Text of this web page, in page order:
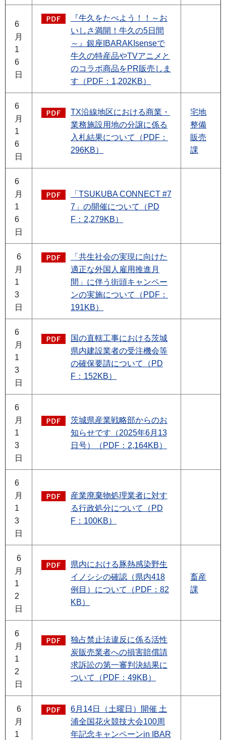
6
月
1
6
日
『牛久をたべよう！！～お
いしさ満開！牛久の5日間
～』銀座IBARAKIsenseで
牛久の特産品やTVアニメと
のコラボ商品をPR販売しま
す（PDF：1,202KB）
6
月
1
6
日
TX沿線地区における商業・
業務施設用地の分譲に係る
入札結果について（PDF：
296KB）
宅地
整備
販売
課
6
月
1
6
日
「TSUKUBA CONNECT #7
7」の開催について（PD
F：2,279KB）
6
月
1
3
日
「共生社会の実現に向けた
適正な外国人雇用推進月
間」に伴う街頭キャンペー
ンの実施について（PDF：
191KB）
6
月
1
3
日
国の直轄工事における茨城
県内建設業者の受注機会等
の確保要請について（PD
F：152KB）
6
月
1
3
日
茨城県産業戦略部からのお
知らせです（2025年6月13
日号）（PDF：2,164KB）
6
月
1
3
日
産業廃棄物処理業者に対す
る行政処分について（PD
F：100KB）
6
月
1
2
日
県内における豚熱感染野生
イノシシの確認（県内418
例目）について（PDF：82
KB）
畜産
課
6
月
1
2
日
独占禁止法違反に係る活性
炭販売業者への損害賠償請
求訴訟の第一審判決結果に
ついて（PDF：49KB）
6
月
1
6月14日（土曜日）開催 土
浦全国花火競技大会100周
年記念キャンペーンin IBAR